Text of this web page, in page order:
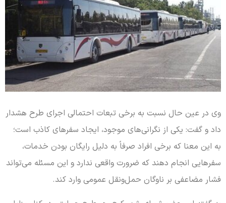
وی در عین حال نسبت به برخی تبعات احتمالی اجرای طرح هشدار
داد و گفت: یکی از نگرانی‌های موجود، ایجاد سفرهای کاذب است؛
به این معنا که برخی افراد صرفاً به دلیل رایگان بودن خدمات،
سفرهایی انجام دهند که ضرورت واقعی ندارد و این مسئله می‌تواند
فشار مضاعفی بر ناوگان حمل‌ونقل عمومی وارد کند.